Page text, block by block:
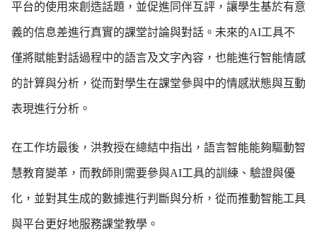
平台的使用來創造話題，並促進同伴互評，讓學生基於有意
義的信息差進行真實的課堂討論與對話。未來的AI工具不
僅將賦能對話過程中的語言及文字內容，也能進行智能情感
的計算與分析，從而對學生在課堂參與中的情感狀態與互動
表現進行分析。
在工作坊最後，洪教授在總結中指出，語言智能能夠驅動智
慧教育變革，而教師則需要參與AI工具的訓練、驗證與優
化，並對其生成的數據進行判斷與分析，從而推動智能工具
與平台更好地服務課堂教學。